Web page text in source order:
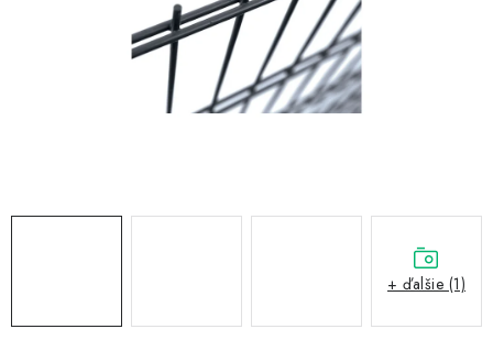
Prepravné a termín doručenia
Obchodné podmienky
Všetko o súboroch cookies
+ ďalšie (1)